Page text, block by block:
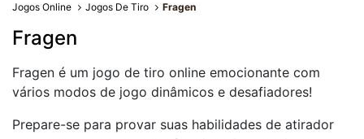
Jogos Online Jogos De Tiro Fragen
Fragen
Fragen é um jogo de tiro online emocionante com
vários modos de jogo dinâmicos e desafiadores!
Prepare-se para provar suas habilidades de atirador